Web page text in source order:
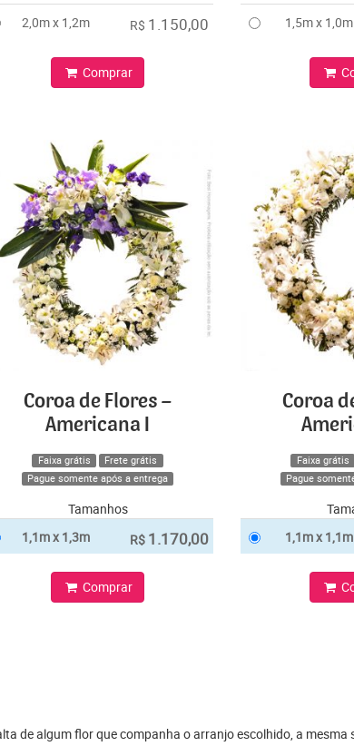
2,0m x 1,2m R$ 1.150,00
Comprar
1,5m x 1,0m
Coroa de Flores –
Americana I
Faixa grátis
Frete grátis
Pague somente após a entrega
Tamanhos
1,1m x 1,3m
R$ 1.170,00
Comprar
Coroa
Faixa grátis
Pague
1,1m x 1,1m
de algum flor que companha o arranjo escolhido, a